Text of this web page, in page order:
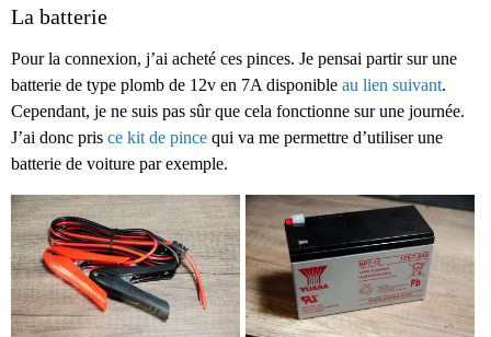
La batterie
Pour la connexion, j’ai acheté ces pinces. Je pensai partir sur une
batterie de type plomb de 12v en 7A disponible au lien suivant.
Cependant, je ne suis pas sûr que cela fonctionne sur une journée.
J’ai donc pris ce kit de pince qui va me permettre d’utiliser une
batterie de voiture par exemple.